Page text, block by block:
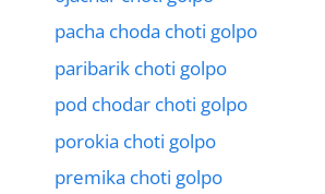
pacha choda choti golpo
paribarik choti golpo
pod chodar choti golpo
porokia choti golpo
premika choti golpo